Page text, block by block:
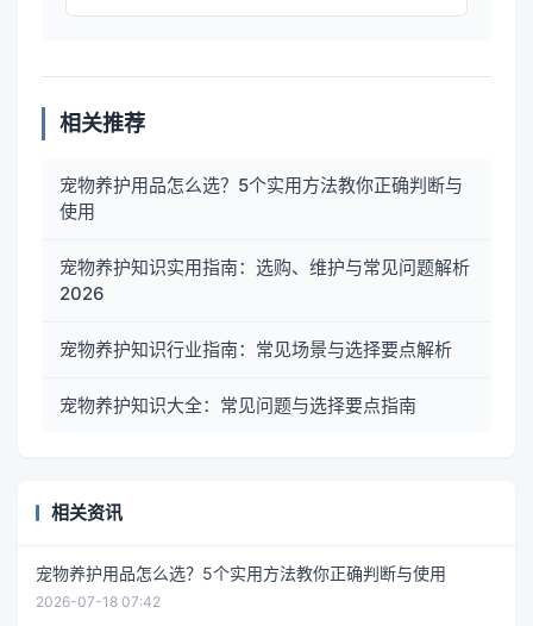
相关推荐
宠物养护用品怎么选？5个实用方法教你正确判断与
使用
宠物养护知识实用指南：选购、维护与常见问题解析
2026
宠物养护知识行业指南：常见场景与选择要点解析
宠物养护知识大全：常见问题与选择要点指南
相关资讯
宠物养护用品怎么选？5个实用方法教你正确判断与使用
2026-07-18 07:42